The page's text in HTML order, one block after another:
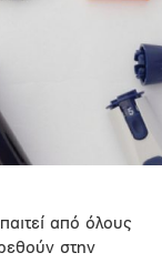
από όλους
στην